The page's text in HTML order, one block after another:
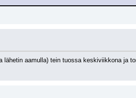
lähetin aamulla) tein tuossa keskiviikkona ja